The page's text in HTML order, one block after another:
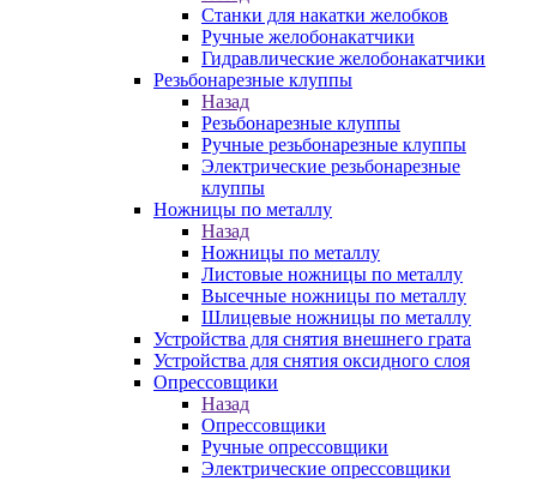
Станки для накатки желобков
Ручные желобонакатчики
Гидравлические желобонакатчики
Резьбонарезные клуппы
Назад
Резьбонарезные клуппы
Ручные резьбонарезные клуппы
Электрические резьбонарезные
клуппы
Ножницы по металлу
Назад
Ножницы по металлу
Листовые ножницы по металлу
Высечные ножницы по металлу
Шлицевые ножницы по металлу
Устройства для снятия внешнего грата
Устройства для снятия оксидного слоя
Опрессовщики
Назад
Опрессовщики
Ручные опрессовщики
Электрические опрессовщики